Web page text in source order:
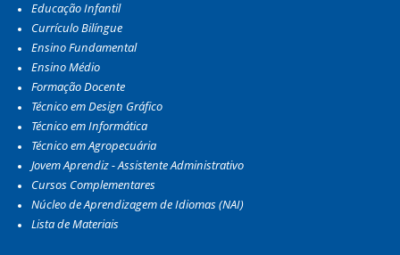
Educação Infantil
Currículo Bilíngue
Ensino Fundamental
Ensino Médio
Formação Docente
Técnico em Design Gráfico
Técnico em Informática
Técnico em Agropecuária
Jovem Aprendiz - Assistente Administrativo
Cursos Complementares
Núcleo de Aprendizagem de Idiomas (NAI)
Lista de Materiais